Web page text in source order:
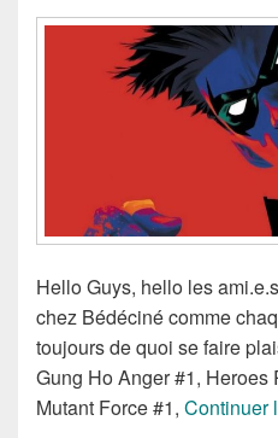
Hello Guys, hello les
chez Bédéciné comme
toujours de quoi se faire
Gung Ho Anger #1, Heroes
Mutant Force #1, Continuer